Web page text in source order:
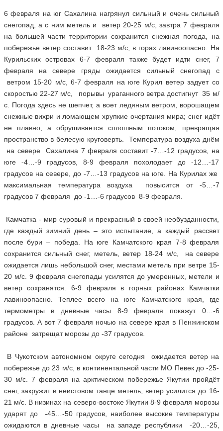
6 февраля на юг Сахалина нагрянул сильный и очень сильный
снегопад, а с ним метель и ветер 20-25 м/с, завтра 7 февраля
на большей части территории сохранится снежная погода, на
побережье ветер составит 18-23 м/с; в горах лавиноопасно. На
Курильских островах 6-7 февраля также будет идти снег, 7
февраля на севере гряды ожидается сильный снегопад с
ветром 15-20 м/с, 6-7 февраля на юге Курил ветер задует со
скоростью 22-27 м/с, порывы ураганного ветра достигнут 35 м/
с. Погода здесь не шепчет, а воет ледяным ветром, ворошащем
снежные вихри и ломающем хрупкие очертания мира; снег идёт
не плавно, а обрушивается сплошным потоком, превращая
пространство в белесую круговерть. Температура воздуха днём
на севере Сахалина 7 февраля составит -7…-12 градусов, на
юге -4…-9 градусов, 8-9 февраля похолодает до -12…-17
градусов на севере, до -7…-13 градусов на юге. На Курилах же
максимальная температура воздуха повысится от -5…-7
градусов 7 февраля до -1…-6 градусов 8-9 февраля.
Камчатка - мир суровый и прекрасный в своей необузданности,
где каждый зимний день – это испытание, а каждый рассвет
после бури – победа. На юге Камчатского края 7-8 февраля
сохранится сильный снег, метель, ветер 18-24 м/с, на севере
ожидается лишь небольшой снег, местами метель при ветре 15-
20 м/с. 9 февраля снегопады усилятся до умеренных, метели и
ветер сохранятся. 6-9 февраля в горных районах Камчатки
лавиноопасно. Теплее всего на юге Камчатского края, где
термометры в дневные часы 8-9 февраля покажут 0…-6
градусов. А вот 7 февраля ночью на севере края в Пенжинском
районе затрещат морозы до -37 градусов.
В Чукотском автономном округе сегодня ожидается ветер на
побережье до 23 м/с, в континентальной части МО Певек до -25-
30 м/с. 7 февраля на арктическом побережье Якутии пройдёт
снег, закружит в неистовом танце метель, ветер усилится до 16-
21 м/с. В низинах на северо-востоке Якутии 8-9 февраля морозы
ударят до -45…-50 градусов, наиболее высокие температуры
ожидаются в дневные часы на западе республики -20…-25,